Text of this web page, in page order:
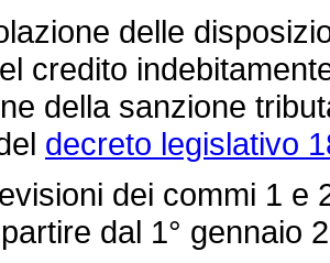
delle
credito
della sanzione
decreto legislativo
dei commi 1 e
dal 1° gennaio